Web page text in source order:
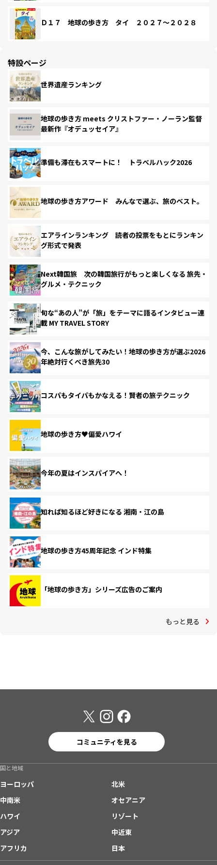
Ｄ１７ 地球の歩き方 タイ ２０２７～２０２８
特設ページ
世界遺産ランキング
地球の歩き方 meets クリストファー・ノーラン監督
最新作『オデュッセイア』
準備も滞在もスマートに！ トラベルハック2026
地球の歩き方アワード みんなで選ぶ、旅のベスト。
エアラインランキング 読者の投票をもとにランキン
グ形式で発表
Next韓国旅 次の韓国旅行がもっと楽しくなる 旅先・
グルメ・テクニック
旬な“あの人”が「旅」をテーマに語るインタビュー連
載 MY TRAVEL STORY
今、こんな旅がしてみたい！地球の歩き方が選ぶ2026
年絶対行くべき旅先30
コスパもタイパもかなえる！賢者の旅テクニック
地球の歩き方♥偏愛ハワイ
今年の夏はインスパイアへ！
知れば知るほど好きになる 湘南・江の島
地球の歩き方45周年記念 インド特集
「地球の歩き方」シリーズ広告のご案内
もっと見る
コミュニティを見る
国と地域
ヨーロッパ
北米
中南米
オセアニア
ハワイ
リゾート
アジア
中近東
アフリカ
日本